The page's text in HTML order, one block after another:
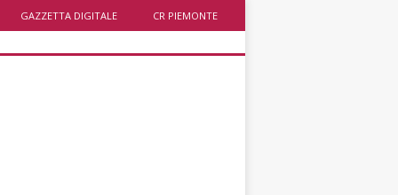
GAZZETTA DIGITALE CR PIEMONTE